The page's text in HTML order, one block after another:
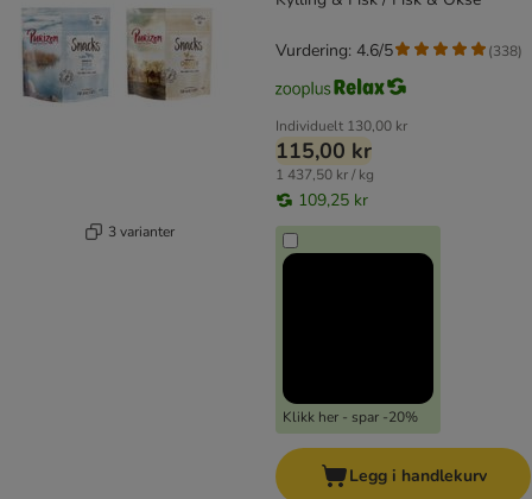
3 varianter
Individuelt 130,00 kr
115,00 kr
1 437,50 kr / kg
109,25 kr
Klikk her - spar -20%
Vurdering: 4.6/5 (338)
Legg i handlekurv